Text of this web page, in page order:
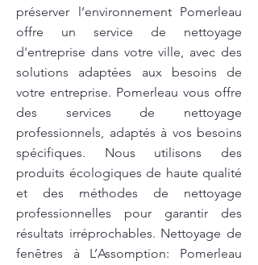
préserver l’environnement Pomerleau
offre un service de nettoyage
d'entreprise dans votre ville, avec des
solutions adaptées aux besoins de
votre entreprise. Pomerleau vous offre
des services de nettoyage
professionnels, adaptés à vos besoins
spécifiques. Nous utilisons des
produits écologiques de haute qualité
et des méthodes de nettoyage
professionnelles pour garantir des
résultats irréprochables. Nettoyage de
fenêtres à L’Assomption: Pomerleau